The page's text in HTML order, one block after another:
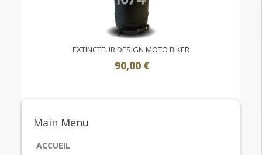
EXTINCTEUR DESIGN MOTO BIKER
90,00 €
Main Menu
ACCUEIL